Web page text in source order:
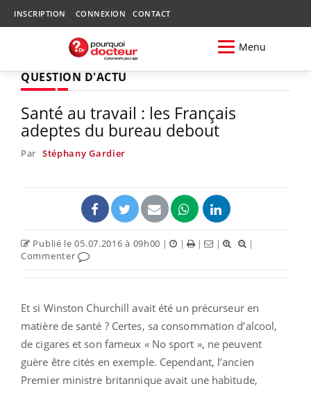
INSCRIPTION CONNEXION CONTACT
Menu
QUESTION D'ACTU
Santé au travail : les Français
adeptes du bureau debout
Par Stéphany Gardier
Publié le 05.07.2016 à 09h00 | | | |
|
Commenter
Et si Winston Churchill avait été un précurseur en
matière de santé ? Certes, sa consommation d’alcool,
de cigares et son fameux « No sport », ne peuvent
guère être cités en exemple. Cependant, l’ancien
Premier ministre britannique avait une habitude,